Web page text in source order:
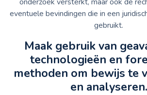
eventuele bevindingen die in een
gebruikt.
Maak gebruik van
technologieën en
methoden om bewijs te
en analyseren.